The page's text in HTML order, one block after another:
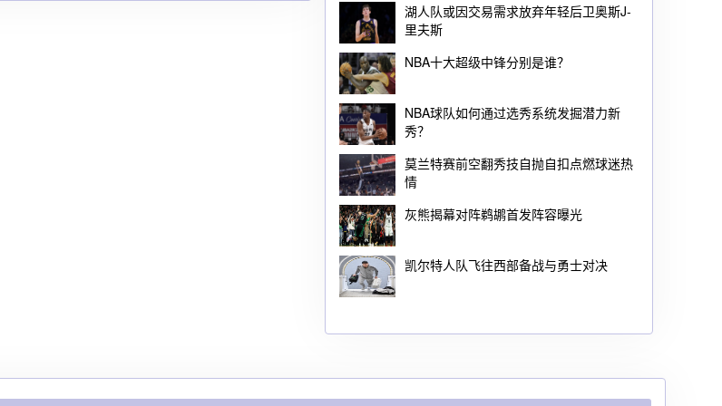
湖人队或因交易需求放弃年轻后卫奥斯J-
里夫斯
NBA十大超级中锋分别是谁？
NBA球队如何通过选秀系统发掘潜力新
秀？
莫兰特赛前空翻秀技自抛自扣点燃球迷热
情
灰熊揭幕对阵鹈鹕首发阵容曝光
凯尔特人队飞往西部备战与勇士对决